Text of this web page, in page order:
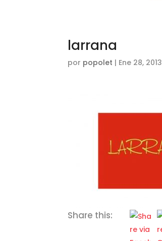
larrana
por popolet | Ene 28, 2013
Share this: